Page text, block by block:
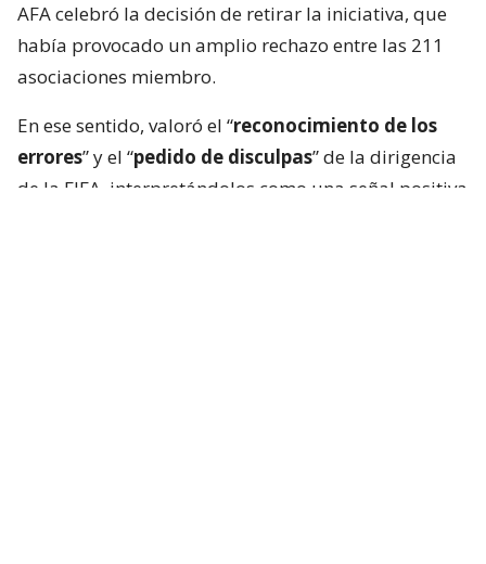
AFA celebró la decisión de retirar la iniciativa, que
había provocado un amplio rechazo entre las 211
asociaciones miembro.
En ese sentido, valoró el “reconocimiento de los
errores” y el “pedido de disculpas” de la dirigencia
de la FIFA, interpretándolos como una señal positiva